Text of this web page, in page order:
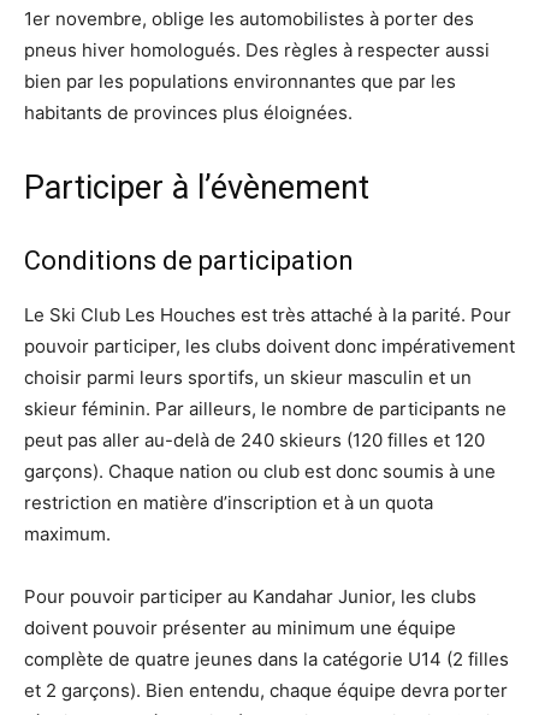
1er novembre, oblige les automobilistes à porter des
pneus hiver homologués. Des règles à respecter aussi
bien par les populations environnantes que par les
habitants de provinces plus éloignées.
Participer à l’évènement
Conditions de participation
Le Ski Club Les Houches est très attaché à la parité. Pour
pouvoir participer, les clubs doivent donc impérativement
choisir parmi leurs sportifs, un skieur masculin et un
skieur féminin. Par ailleurs, le nombre de participants ne
peut pas aller au-delà de 240 skieurs (120 filles et 120
garçons). Chaque nation ou club est donc soumis à une
restriction en matière d’inscription et à un quota
maximum.
Pour pouvoir participer au Kandahar Junior, les clubs
doivent pouvoir présenter au minimum une équipe
complète de quatre jeunes dans la catégorie U14 (2 filles
et 2 garçons). Bien entendu, chaque équipe devra porter